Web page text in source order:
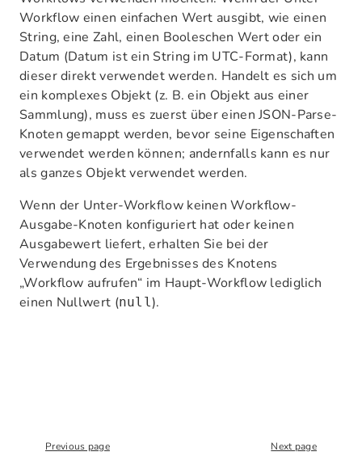
Workflow einen einfachen Wert ausgibt, wie einen
String, eine Zahl, einen Booleschen Wert oder ein
Datum (Datum ist ein String im UTC-Format), kann
dieser direkt verwendet werden. Handelt es sich um
ein komplexes Objekt (z. B. ein Objekt aus einer
Sammlung), muss es zuerst über einen JSON-Parse-
Knoten gemappt werden, bevor seine Eigenschaften
verwendet werden können; andernfalls kann es nur
als ganzes Objekt verwendet werden.
Wenn der Unter-Workflow keinen Workflow-
Ausgabe-Knoten konfiguriert hat oder keinen
Ausgabewert liefert, erhalten Sie bei der
Verwendung des Ergebnisses des Knotens
„Workflow aufrufen“ im Haupt-Workflow lediglich
einen Nullwert (null).
Previous page Next page